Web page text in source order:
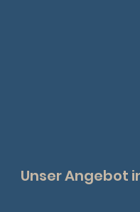
Unser Angebot